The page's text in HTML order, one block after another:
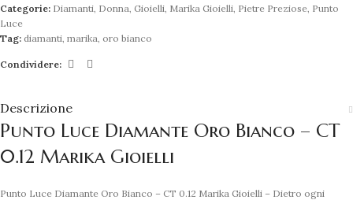
Categorie: Diamanti, Donna, Gioielli, Marika Gioielli, Pietre Preziose, Punto
Luce
Tag: diamanti, marika, oro bianco
Condividere:
Descrizione
Punto Luce Diamante Oro Bianco – CT
0.12 Marika Gioielli
Punto Luce Diamante Oro Bianco – CT 0.12 Marika Gioielli – Dietro ogni